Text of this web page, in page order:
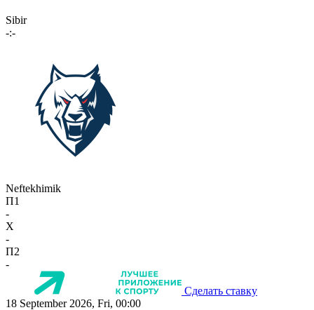
Sibir
-:-
Neftekhimik
П1
-
X
-
П2
-
Сделать ставку
18 September 2026, Fri, 00:00